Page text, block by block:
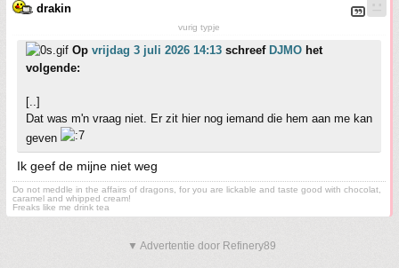
drakin
vurig typje
Op vrijdag 3 juli 2026 14:13 schreef DJMO het
volgende:
[..]
Dat was m'n vraag niet. Er zit hier nog iemand die hem aan me kan
geven
Ik geef de mijne niet weg
Do not meddle in the affairs of dragons, for you are lickable and taste good with chocolat,
caramel and whipped cream!
Freaks like me drink tea
▼ Advertentie door Refinery89